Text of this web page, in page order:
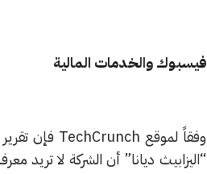
فيسبوك والخدمات المالية
وفقاً لموقع TechCrunch فإن تقرير وول ستريت لم يكن واضحاً تماماً، فقد صرحت المتحدثة باسم
“اليزابيث ديانا” أن الشركة لا تريد